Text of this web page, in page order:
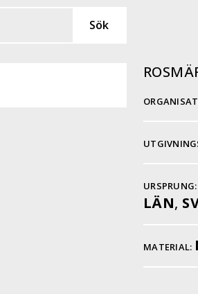
URSPRUNG:
LÄN,
MATERIAL: